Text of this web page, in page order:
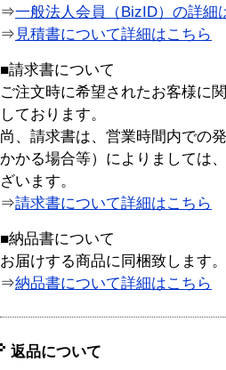
⇒一般法人会員（BizID）の詳細
⇒ 見積書について詳細はこちら
■請求書について
ご注文時に希望されたお客様に
しております。
尚、請求書は、営業時間内での
かかる場合等）によりましては
ざいます。
⇒請求書について詳細はこちら
■納品書について
お届けする商品に同梱致します。
⇒納品書について詳細はこちら
返品について